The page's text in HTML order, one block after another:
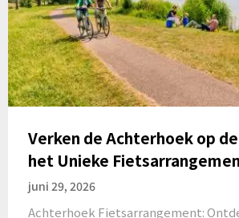
Verken de Achterhoek op
het Unieke
juni 29, 2026
Achterhoek Fietsarrangement: